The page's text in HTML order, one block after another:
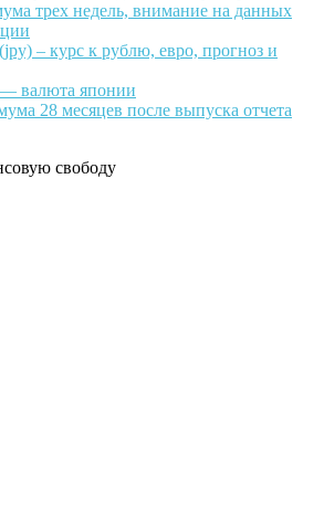
трех недель, внимание на данных
– курс к рублю, евро, прогноз и
валюта японии
28 месяцев после выпуска отчета
свободу